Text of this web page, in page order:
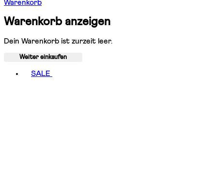
Warenkorb
Warenkorb anzeigen
Dein Warenkorb ist zurzeit leer.
Weiter einkaufen
SALE